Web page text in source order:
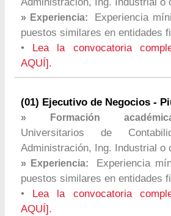
» Experiencia:
Experiencia
puestos similares en entidades
•
Lea la convocatoria
AQUÍ].
(01) Ejecutivo de Negocios -
» Formación
Universitarios de
Administración, Ing. Industrial o
» Experiencia:
Experiencia
puestos similares en entidades
•
Lea la convocatoria
AQUÍ].